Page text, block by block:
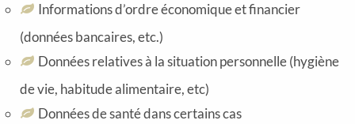
Informations d’ordre économique et financier
(données bancaires, etc.)
Données relatives à la situation personnelle (hygiène
de vie, habitude alimentaire, etc)
Données de santé dans certains cas